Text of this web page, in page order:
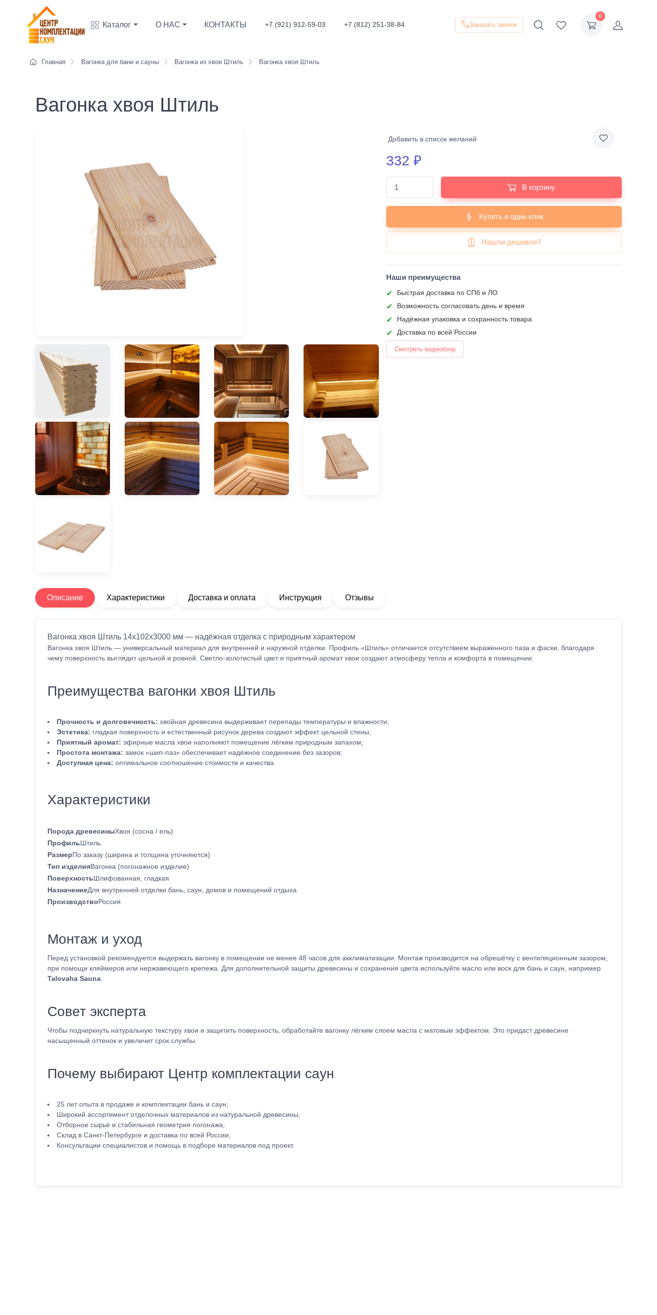
Каталог О НАС КОНТАКТЫ +7 (921) 912-59-03 +7 (812) 251-38-84 Заказать звонок
0
Главная Вагонка для бани и сауны Вагонка из хвои Штиль Вагонка хвоя Штиль
Вагонка хвоя Штиль
Добавить в список желаний
332 ₽
В корзину
Купить в один клик
Нашли дешевле?
Наши преимущества
Быстрая доставка по СПб и ЛО
Возможность согласовать день и время
Надёжная упаковка и сохранность товара
Доставка по всей России
Смотреть видеобзор
Описание Характеристики Доставка и оплата Инструкция Отзывы
Вагонка хвоя Штиль 14х102х3000 мм — надёжная отделка с природным характером
Вагонка хвоя Штиль — универсальный материал для внутренней и наружной отделки. Профиль «Штиль» отличается отсутствием выраженного паза и фаски, благодаря
чему поверхность выглядит цельной и ровной. Светло-золотистый цвет и приятный аромат хвои создают атмосферу тепла и комфорта в помещении.
Преимущества вагонки хвоя Штиль
Прочность и долговечность: хвойная древесина выдерживает перепады температуры и влажности;
Эстетика: гладкая поверхность и естественный рисунок дерева создают эффект цельной стены;
Приятный аромат: эфирные масла хвои наполняют помещение лёгким природным запахом;
Простота монтажа: замок «шип-паз» обеспечивает надёжное соединение без зазоров;
Доступная цена: оптимальное соотношение стоимости и качества.
Характеристики
Порода древесиныХвоя (сосна / ель)
ПрофильШтиль
РазмерПо заказу (ширина и толщина уточняются)
Тип изделияВагонка (погонажное изделие)
ПоверхностьШлифованная, гладкая
НазначениеДля внутренней отделки бань, саун, домов и помещений отдыха
ПроизводствоРоссия
Монтаж и уход
Перед установкой рекомендуется выдержать вагонку в помещении не менее 48 часов для акклиматизации. Монтаж производится на обрешётку с вентиляционным зазором,
при помощи кляймеров или нержавеющего крепежа. Для дополнительной защиты древесины и сохранения цвета используйте масло или воск для бань и саун, например
Talovaha Sauna
Совет эксперта
Чтобы подчеркнуть натуральную текстуру хвои и защитить поверхность, обработайте вагонку лёгким слоем масла с матовым эффектом. Это придаст древесине
насыщенный оттенок и увеличит срок службы.
Почему выбирают Центр комплектации саун
25 лет опыта в продаже и комплектации бань и саун;
Широкий ассортимент отделочных материалов из натуральной древесины;
Отборное сырьё и стабильная геометрия погонажа;
Склад в Санкт-Петербурге и доставка по всей России;
Консультации специалистов и помощь в подборе материалов под проект.